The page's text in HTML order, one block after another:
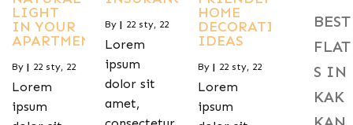
LIGHT
IN YOUR
APARTMENT
By | 22 sty, 22
Lorem
ipsum
By | 22 sty, 22
Lorem
ipsum
dolor sit
amet,
HOME
DECORATING
IDEAS
By | 22 sty, 22
Lorem
ipsum
BEST
FLAT
S IN
KAK